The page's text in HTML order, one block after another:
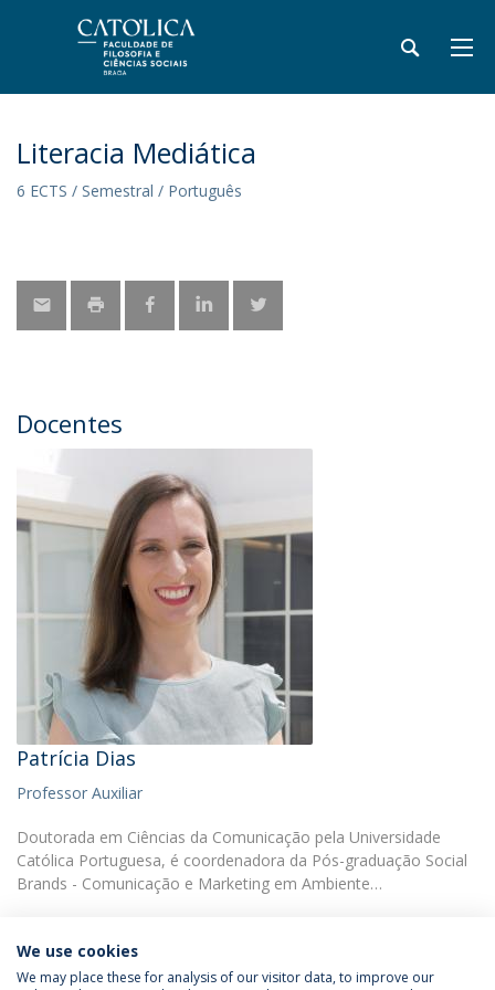
Literacia Mediática
6 ECTS / Semestral / Português
Docentes
Patrícia Dias
Professor Auxiliar
Doutorada em Ciências da Comunicação pela Universidade
Católica Portuguesa, é coordenadora da Pós-graduação Social
Brands - Comunicação e Marketing em Ambiente…
We use cookies
We may place these for analysis of our visitor data, to improve our